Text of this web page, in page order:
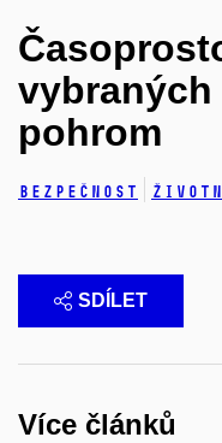
pohrom
Bezpečnost
SDÍLET
Více článků